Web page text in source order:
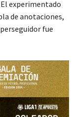
experimentado
de anotaciones,
fue